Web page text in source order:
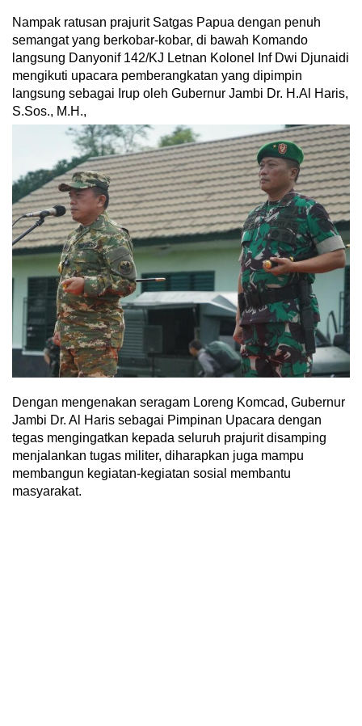
Nampak ratusan prajurit Satgas Papua dengan penuh
semangat yang berkobar-kobar, di bawah Komando
langsung Danyonif 142/KJ Letnan Kolonel Inf Dwi Djunaidi
mengikuti upacara pemberangkatan yang dipimpin
langsung sebagai Irup oleh Gubernur Jambi Dr. H.Al Haris,
S.Sos., M.H.,
Dengan mengenakan seragam Loreng Komcad, Gubernur
Jambi Dr. Al Haris sebagai Pimpinan Upacara dengan
tegas mengingatkan kepada seluruh prajurit disamping
menjalankan tugas militer, diharapkan juga mampu
membangun kegiatan-kegiatan sosial membantu
masyarakat.